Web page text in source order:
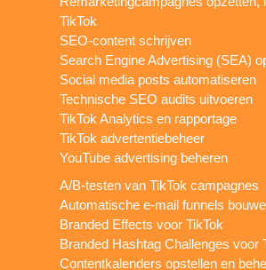
TikTok
SEO-content schrijven
Search Engine Advertising (SEA)
Social media posts automatiseren
Technische SEO audits uitvoeren
TikTok Analytics en rapportage
TikTok advertentiebeheer
YouTube advertising beheren
A/B-testen van TikTok campagnes
Automatische e-mail funnels
Branded Effects voor TikTok
Branded Hashtag Challenges voor
Contentkalenders opstellen en